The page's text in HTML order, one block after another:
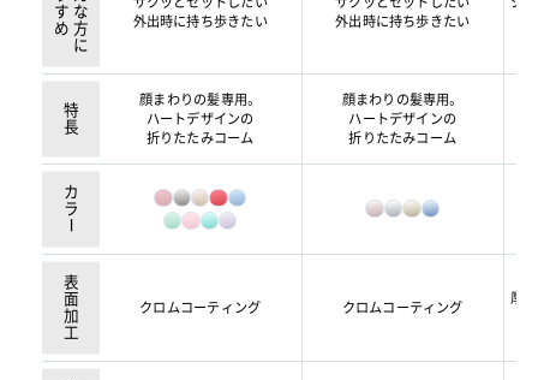
外出時に持ち歩きたい
外出時に持ち歩きたい
特長
顔まわりの髪専用。
ハートデザインの
折りたたみコーム
顔まわりの髪専用。
ハートデザインの
折りたたみコーム
カラ
表面加工 クロムコーティング クロムコーティング
厚